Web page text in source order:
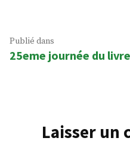
Navigation
de
Publié dans
25eme journée du
Laisser un